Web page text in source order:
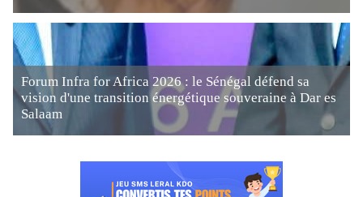
Forum Infra for Africa 2026 : le Sénégal défend sa
vision d'une transition énergétique souveraine à Dar es
Salaam